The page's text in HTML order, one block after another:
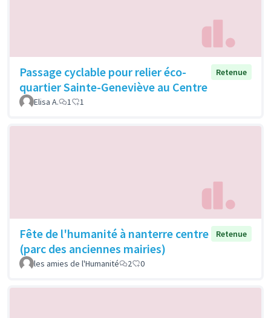
Passage cyclable pour relier éco-
quartier Sainte-Geneviève au Centre
Retenue
Elisa A. 1 1
Fête de l'humanité à nanterre centre
(parc des anciennes mairies)
Retenue
les amies de l'Humanité 2 0